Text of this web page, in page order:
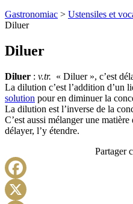
Gastronomiac > Ustensiles et
Diluer
Diluer
Diluer : v.tr. « Diluer », c’est
La dilution c’est l’addition d’un
solution pour en diminuer la
La dilution est l’inverse de la
C’est aussi mélanger une
délayer, l’y étendre.
Partager